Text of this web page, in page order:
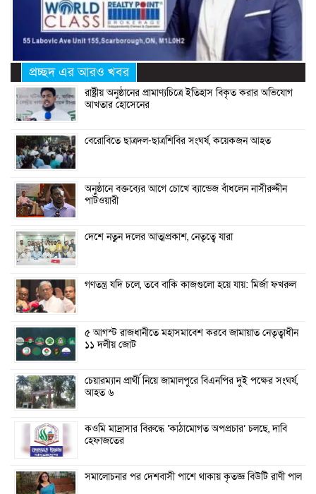
প্রচ্ছদ এর আরও খবর
রাষ্ট্রীয় অনুষ্ঠানের প্রামাণ্যচিত্রে ইতিহাস বিকৃত করার অভিযোগ
আখতার হোসেনের
বেরোবিতে ছাত্রদল-ছাত্রশিবির সংঘর্ষ, কয়েকজন আহত
অনুষ্ঠানে বক্তব্যের আগে চোখে ব্যান্ডেজ বাঁধলেন নাসীরুদ্দীন
পাটওয়ারী
দেশে নতুন দলের আত্মপ্রকাশ, নেতৃত্বে যারা
গণতন্ত্র যদি চলে, তবে বাকি কাজগুলো হয়ে যায়: মির্জা ফখরুল
৫ আগস্ট রাজধানীতে মহাসমাবেশ করবে জামায়াত নেতৃত্বাধীন
১১ দলীয় জোট
চেয়ারম্যান প্রার্থী নিয়ে জামালপুরে বিএনপির দুই পক্ষের সংঘর্ষ,
আহত ৬
কওমি মাদ্রাসার বিরুদ্ধে ‘কাঠামোগত অপপ্রচার’ চলছে, দাবি
হেফাজতের
সমালোচনার পর দেশবাসী পাশে থাকায় কৃতজ্ঞ বিউটি রাণী পাল